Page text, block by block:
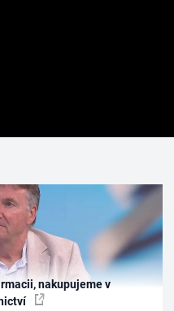
nakupujeme v